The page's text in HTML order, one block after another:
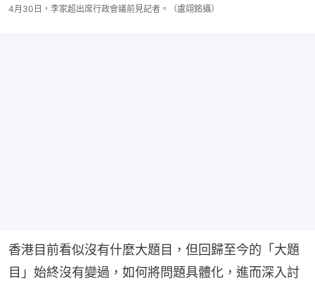
4月30日，李家超出席行政會議前見記者。（盧翊銘攝）
香港目前看似沒有什麼大題目，但回歸至今的「大題
目」始終沒有變過，如何將問題具體化，進而深入討